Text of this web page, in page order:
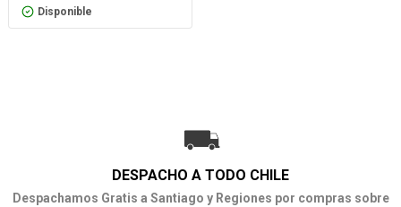
Disponible
DESPACHO A TODO CHILE
Despachamos Gratis a Santiago y Regiones por compras sobre